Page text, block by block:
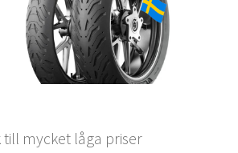
mycket låga priser